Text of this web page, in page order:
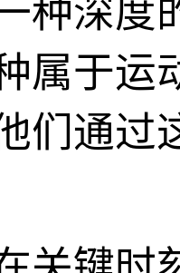
种深度
属于运
们通过